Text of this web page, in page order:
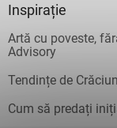
Inspirație
Artă cu poveste,
Advisory
Tendințe de
Cum să predați